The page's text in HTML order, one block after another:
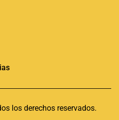
los derechos reservados.